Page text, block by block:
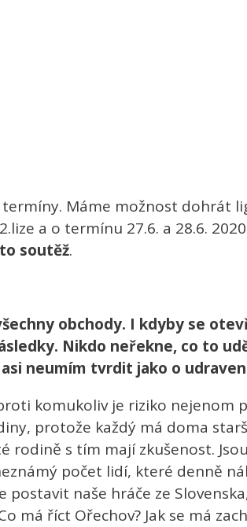
Máme možnost dohrát
a o termínu 27.6. a 28.6.
soutěž.
obchody. I kdyby se
Nikdo neřekne, co to
neumím tvrdit jako o
komukoliv je riziko nejenom
protože každý má doma
rodině s tím mají zkušenost.
počet lidí, které denně
naše hráče ze
má říct Ořechov? Jak se má